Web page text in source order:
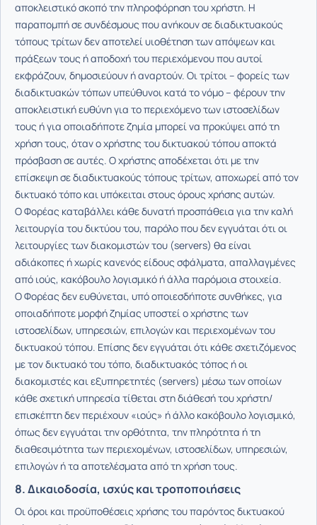
αποκλειστικό σκοπό την πληροφόρηση του χρήστη. Η
παραπομπή σε συνδέσμους που ανήκουν σε διαδικτυακούς
τόπους τρίτων δεν αποτελεί υιοθέτηση των απόψεων και
πράξεων τους ή αποδοχή του περιεχόμενου που αυτοί
εκφράζουν, δημοσιεύουν ή αναρτούν. Οι τρίτοι – φορείς των
διαδικτυακών τόπων υπεύθυνοι κατά το νόμο – φέρουν την
αποκλειστική ευθύνη για το περιεχόμενο των ιστοσελίδων
τους ή για οποιαδήποτε ζημία μπορεί να προκύψει από τη
χρήση τους, όταν ο χρήστης του δικτυακού τόπου αποκτά
πρόσβαση σε αυτές. Ο χρήστης αποδέχεται ότι με την
επίσκεψη σε διαδικτυακούς τόπους τρίτων, αποχωρεί από τον
δικτυακό τόπο και υπόκειται στους όρους χρήσης αυτών.
Ο Φορέας καταβάλλει κάθε δυνατή προσπάθεια για την καλή
λειτουργία του δικτύου του, παρόλο που δεν εγγυάται ότι οι
λειτουργίες των διακομιστών του (servers) θα είναι
αδιάκοπες ή χωρίς κανενός είδους σφάλματα, απαλλαγμένες
από ιούς, κακόβουλο λογισμικό ή άλλα παρόμοια στοιχεία.
Ο Φορέας δεν ευθύνεται, υπό οποιεσδήποτε συνθήκες, για
οποιαδήποτε μορφή ζημίας υποστεί ο χρήστης των
ιστοσελίδων, υπηρεσιών, επιλογών και περιεχομένων του
δικτυακού τόπου. Επίσης δεν εγγυάται ότι κάθε σχετιζόμενος
με τον δικτυακό του τόπο, διαδικτυακός τόπος ή οι
διακομιστές και εξυπηρετητές (servers) μέσω των οποίων
κάθε σχετική υπηρεσία τίθεται στη διάθεσή του χρήστη/
επισκέπτη δεν περιέχουν «ιούς» ή άλλο κακόβουλο λογισμικό,
όπως δεν εγγυάται την ορθότητα, την πληρότητα ή τη
διαθεσιμότητα των περιεχομένων, ιστοσελίδων, υπηρεσιών,
επιλογών ή τα αποτελέσματα από τη χρήση τους.
8. Δικαιοδοσία, ισχύς και τροποποιήσεις
Οι όροι και προϋποθέσεις χρήσης του παρόντος δικτυακού